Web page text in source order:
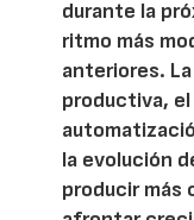
durante la
ritmo más
anteriores.
productiva, el
la evolución
producir más